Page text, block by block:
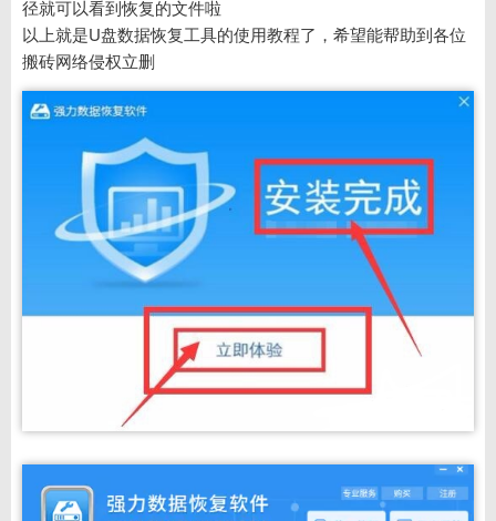
径就可以看到恢复的文件啦
以上就是U盘数据恢复工具的使用教程了，希望能帮助到各位
搬砖网络侵权立删